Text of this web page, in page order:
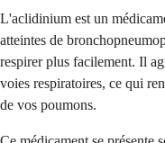
L'aclidinium est un
atteintes de
respirer plus facilement. Il
voies respiratoires, ce qui
de vos poumons.